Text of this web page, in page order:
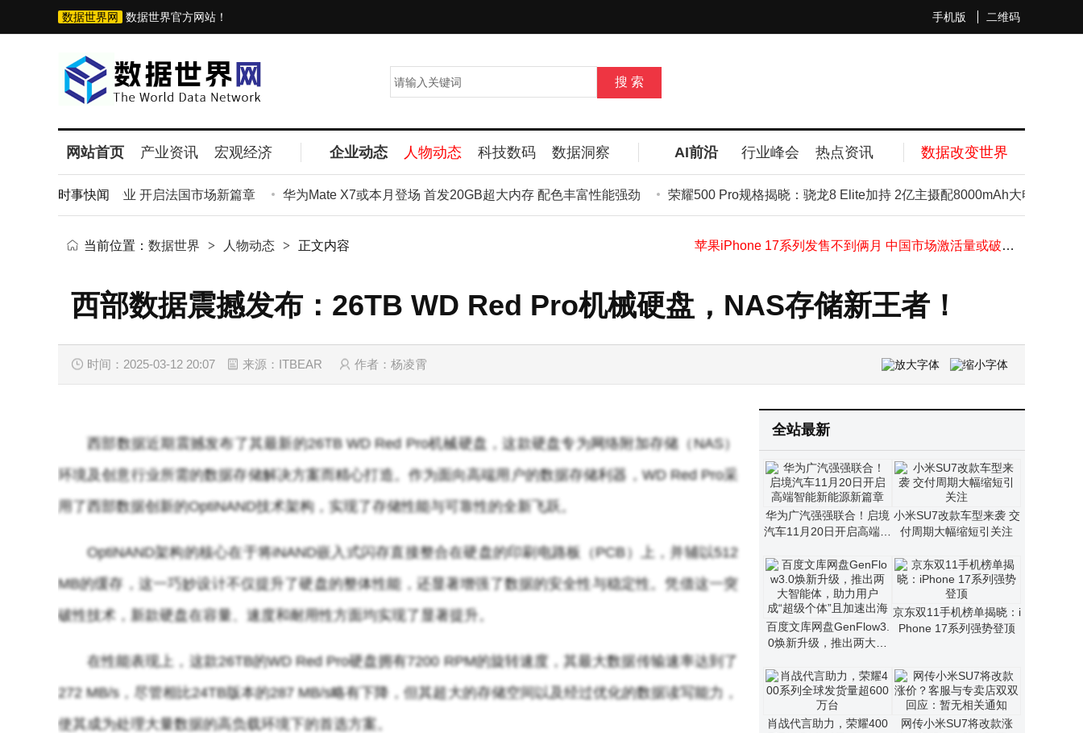
手机版 二维码
数据世界网 数据世界官方网站！
网站首页 产业资讯 宏观经济 企业动态 人物动态 科技数码 数据洞察 AI前沿 行业峰会 热点资讯 数据改变世界
时事快闻
直营门店即将开业 开启法国市场新篇章 华为Mate X7或本月登场 首发20GB超大内存 配色丰富性能强劲 荣耀500 Pro规格揭晓：骁龙8 Elite加持 2亿主摄配8000mAh大电池
华为顶级旗舰价格大跳水，16GB+512GB直降2100元，为新机让路
苹果iPhone 17系列发售不到俩月 中国市场激活量或破千万
摩托罗拉Edge 70 Ultra现身跑分平台，处理器型号成谜引猜测
​小米SU7被传将改款涨价引热议 官方客服及专卖店均称暂无变动​
当前位置： 数据世界 > 人物动态 > 正文内容
西部数据震撼发布：26TB WD Red Pro机械硬盘，NAS存储新王者！
时间：2025-03-12 20:07 来源：ITBEAR 作者：杨凌霄
西部数据近期震撼发布了其最新的26TB WD Red Pro机械硬盘，这款硬盘专为网络附加存储（NAS）
环境及创意行业所需的数据存储解决方案而精心打造。作为面向高端用户的数据存储利器，WD Red Pro采
用了西部数据创新的OptiNAND技术架构，实现了存储性能与可靠性的全新飞跃。
OptiNAND架构的核心在于将iNAND嵌入式闪存直接整合在硬盘的印刷电路板（PCB）上，并辅以512
MB的缓存，这一巧妙设计不仅提升了硬盘的整体性能，还显著增强了数据的安全性与稳定性。凭借这一突
破性技术，新款硬盘在容量、速度和耐用性方面均实现了显著提升。
在性能表现上，这款26TB的WD Red Pro硬盘拥有7200 RPM的旋转速度，其最大数据传输速率达到了
272 MB/s，尽管相比24TB版本的287 MB/s略有下降，但其超大的存储空间以及经过优化的数据读写能力，
使其成为处理大量数据的高负载环境下的首选方案。
全站最新
华为广汽强强联合！启境
汽车11月20日开启高端智
小米SU7改款车型来袭 交
付周期大幅缩短引关注
百度文库网盘GenFlow3.
0焕新升级，推出两大智
体”且加速出海
京东双11手机榜单揭晓：i
Phone 17系列强势登顶
肖战代言助力，荣耀400
网传小米SU7将改款涨